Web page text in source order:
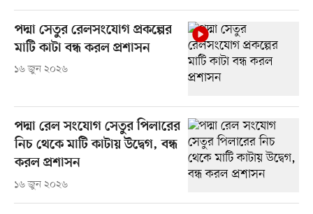
পদ্মা সেতুর রেলসংযোগ প্রকল্পের
মাটি কাটা বন্ধ করল প্রশাসন
১৬ জুন ২০২৬
পদ্মা রেল সংযোগ সেতুর পিলারের
নিচ থেকে মাটি কাটায় উদ্বেগ, বন্ধ
করল প্রশাসন
১৬ জুন ২০২৬